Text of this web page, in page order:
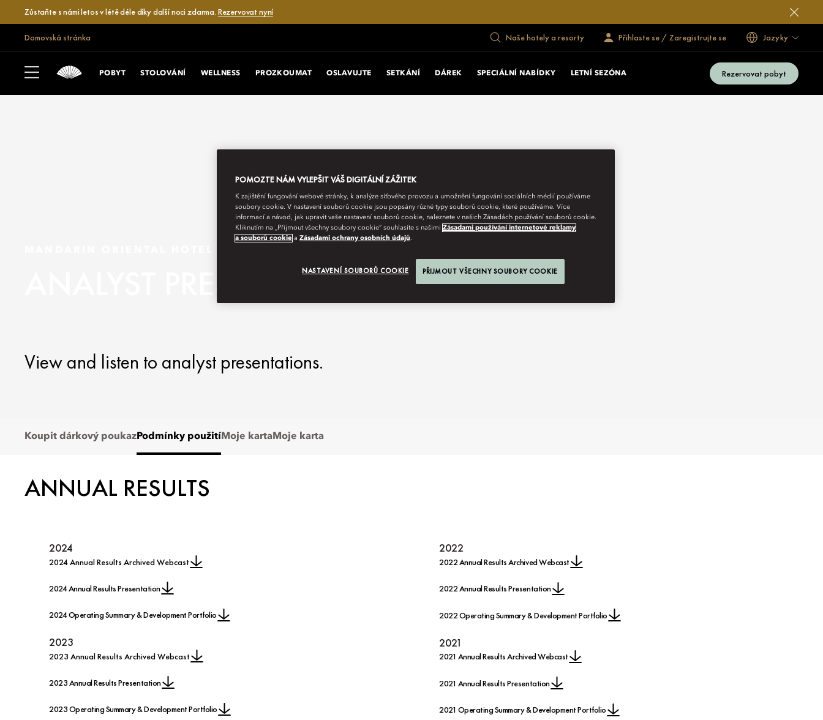
Zůstaňte s námi letos v létě déle díky další noci zdarma. Rezervovat nyní
Domovská stránka Naše hotely a resorty Přihlaste se / Zaregistrujte se Jazyky
POBYT STOLOVÁNÍ WELLNESS PROZKOUMAT OSLAVUJTE SETKÁNÍ DÁREK SPECIÁLNÍ NABÍDKY LETNÍ SEZÓNA Rezervovat pobyt
ANALYST PRESENTATIONS
View and listen to analyst presentations.
Koupit dárkový poukaz Podmínky použitíMoje karta Moje karta
ANNUAL RESULTS
2024
2024 Annual Results Archived Webcast
2024 Annual Results Presentation
2024 Operating Summary & Development Portfolio
2023
2023 Annual Results Archived Webcast
2023 Annual Results Presentation
2023 Operating Summary & Development Portfolio
2022
2022 Annual Results Archived Webcast
2022 Annual Results Presentation
2022 Operating Summary & Development Portfolio
2021
2021 Annual Results Archived Webcast
2021 Annual Results Presentation
2021 Operating Summary & Development Portfolio
POMOZTE NÁM VYLEPŠIT VÁŠ DIGITÁLNÍ ZÁŽITEK
K zajištění fungování webové stránky, k analýze síťového provozu a umožnění fungování sociálních médií používáme
soubory cookie. V nastavení souborů cookie jsou popsány různé typy souborů cookie, které používáme. Více
informací a návod, jak upravit vaše nastavení souborů cookie, naleznete v našich Zásadách používání souborů cookie.
Kliknutím na „Přijmout všechny soubory cookie“ souhlasíte s našimi Zásadami používání internetové reklamy
a souborů cookie a Zásadami ochrany osobních údajů.
NASTAVENÍ SOUBORŮ COOKIE PŘIJMOUT VŠECHNY SOUBORY COOKIE